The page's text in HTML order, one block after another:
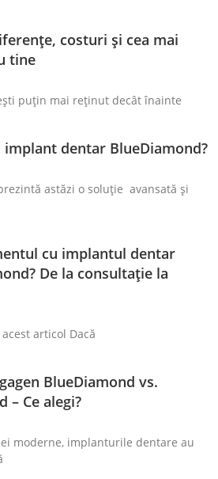
costuri și cea mai
tine
puțin mai reținut decât înainte
dentar BlueDiamond?
astăzi o soluție avansată și
cu implantul dentar
De la consultație la
articol Dacă
BlueDiamond vs.
– Ce alegi?
moderne, implanturile dentare au